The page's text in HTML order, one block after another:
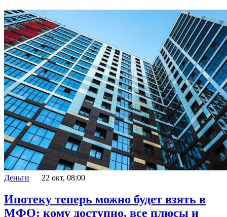
Деньги 22 окт, 08:00
Ипотеку теперь можно будет взять в
МФО: кому доступно, все плюсы и